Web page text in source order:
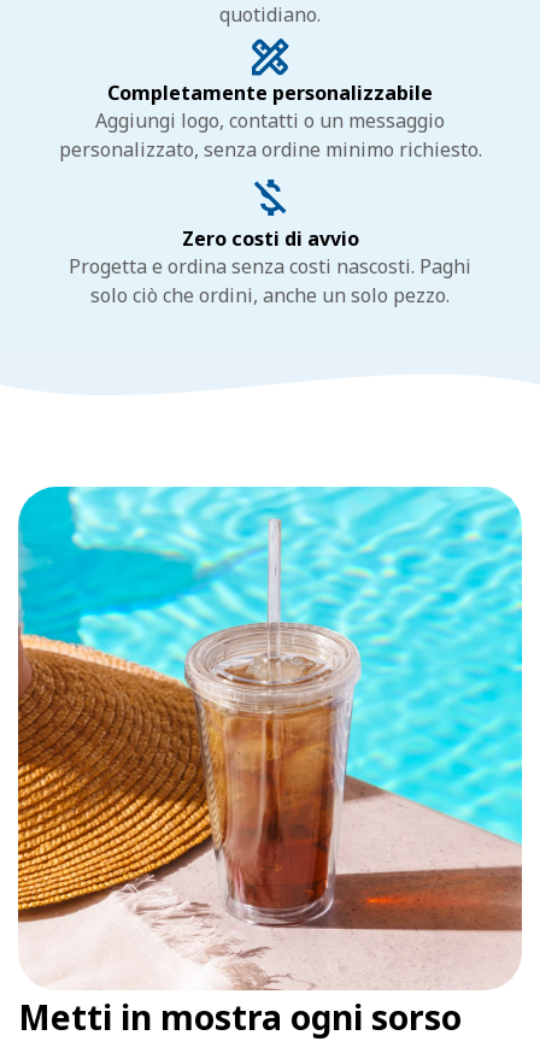
quotidiano.
Completamente personalizzabile
Aggiungi logo, contatti o un messaggio
personalizzato, senza ordine minimo richiesto.
Zero costi di avvio
Progetta e ordina senza costi nascosti. Paghi
solo ciò che ordini, anche un solo pezzo.
Metti in mostra ogni sorso